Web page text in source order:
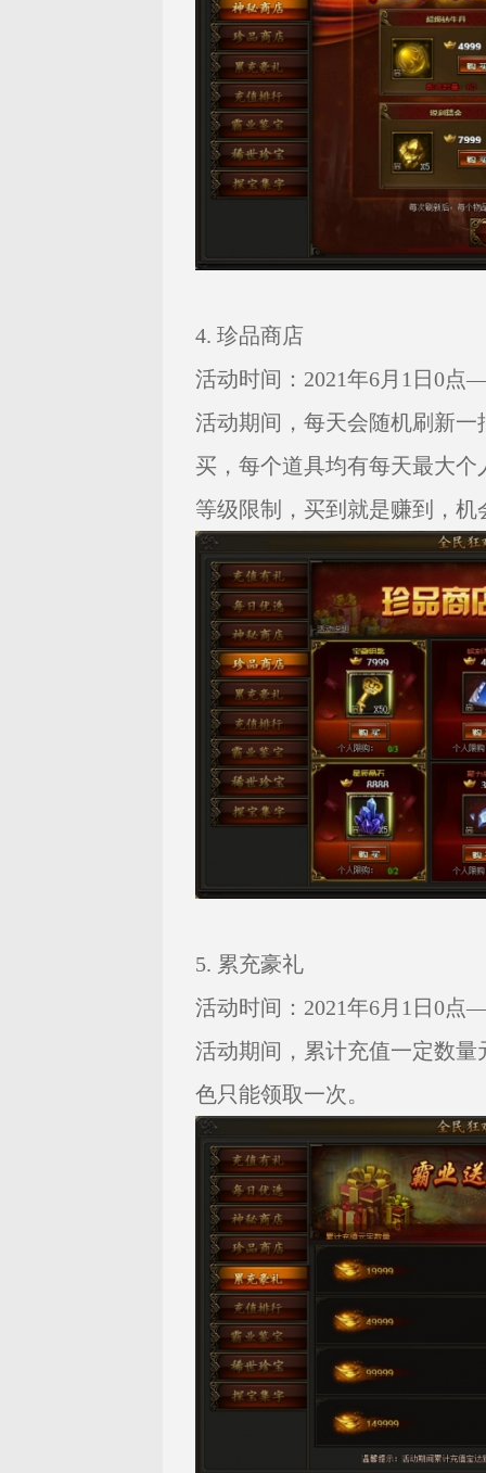
4. 珍品商店
活动时间：2021年6月1日0点
活动期间，每天会随机刷新
买，每个道具均有每天最大
等级限制，买到就是赚到，机
5. 累充豪礼
活动时间：2021年6月1日0点
活动期间，累计充值一定数
色只能领取一次。